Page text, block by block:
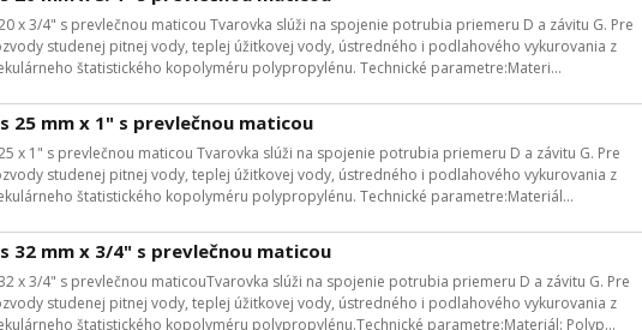
20 x 3/4" s prevlečnou maticou Tvarovka slúži na spojenie potrubia priemeru D a závitu G. Pre
studenej pitnej vody, teplej úžitkovej vody, ústredného i podlahového vykurovania z
štatistického kopolyméru polypropylénu. Technické parametre:Materi...
25 mm x 1" s prevlečnou maticou
25 x 1" s prevlečnou maticou Tvarovka slúži na spojenie potrubia priemeru D a závitu G. Pre
studenej pitnej vody, teplej úžitkovej vody, ústredného i podlahového vykurovania z
štatistického kopolyméru polypropylénu. Technické parametre:Materiál...
32 mm x 3/4" s prevlečnou maticou
32 x 3/4" s prevlečnou maticouTvarovka slúži na spojenie potrubia priemeru D a závitu G. Pre
studenej pitnej vody, teplej úžitkovej vody, ústredného i podlahového vykurovania z
štatistického kopolyméru polypropylénu.Technické parametre:Materiál: Polyp...